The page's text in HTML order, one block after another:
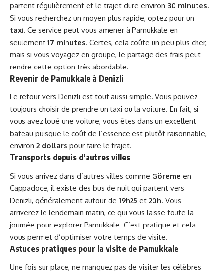
partent régulièrement et le trajet dure environ 30 minutes.
Si vous recherchez un moyen plus rapide, optez pour un
taxi. Ce service peut vous amener à Pamukkale en
seulement 17 minutes. Certes, cela coûte un peu plus cher,
mais si vous voyagez en groupe, le partage des frais peut
rendre cette option très abordable.
Revenir de Pamukkale à Denizli
Le retour vers Denizli est tout aussi simple. Vous pouvez
toujours choisir de prendre un taxi ou la voiture. En fait, si
vous avez loué une voiture, vous êtes dans un excellent
bateau puisque le coût de l’essence est plutôt raisonnable,
environ 2 dollars pour faire le trajet.
Transports depuis d’autres villes
Si vous arrivez dans d’autres villes comme Göreme en
Cappadoce, il existe des bus de nuit qui partent vers
Denizli, généralement autour de 19h25 et 20h. Vous
arriverez le lendemain matin, ce qui vous laisse toute la
journée pour explorer Pamukkale. C’est pratique et cela
vous permet d’optimiser votre temps de visite.
Astuces pratiques pour la visite de Pamukkale
Une fois sur place, ne manquez pas de visiter les célèbres